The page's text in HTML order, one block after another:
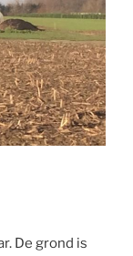
De grond is